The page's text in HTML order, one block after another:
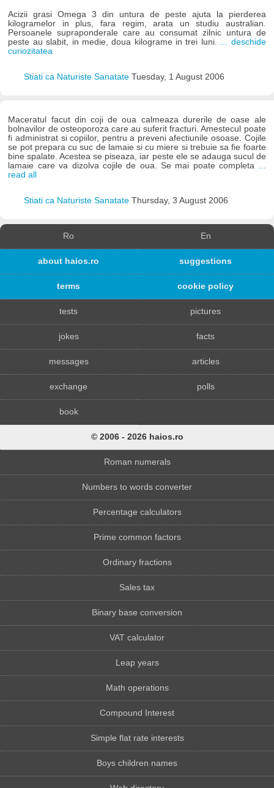
Acizii grasi Omega 3 din untura de peste ajuta la pierderea
kilogramelor in plus, fara regim, arata un studiu australian.
Persoanele supraponderale care au consumat zilnic untura de
peste au slabit, in medie, doua kilograme in trei luni. ... deschide
curiozitatea
Stiati ca Naturiste Sanatate Tuesday, 1 August 2006
Maceratul facut din coji de oua calmeaza durerile de oase ale
bolnavilor de osteoporoza care au suferit fracturi. Amestecul poate
fi administrat si copiilor, pentru a preveni afectiunile osoase. Cojile
se pot prepara cu suc de lamaie si cu miere si trebuie sa fie foarte
bine spalate. Acestea se piseaza, iar peste ele se adauga sucul de
lamaie care va dizolva cojile de oua. Se mai poate completa
read all
Stiati ca Naturiste Sanatate Thursday, 3 August 2006
Ro En
about haios.ro suggestions
terms cookie policy
tests pictures
jokes facts
messages articles
exchange polls
book
© 2006 - 2026 haios.ro
Roman numerals
Numbers to words converter
Percentage calculators
Prime common factors
Ordinary fractions
Sales tax
Binary base conversion
VAT calculator
Leap years
Math operations
Compound Interest
Simple flat rate interests
Boys children names